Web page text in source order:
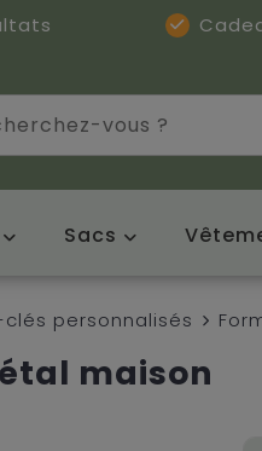
Sacs
personnalisés
maison